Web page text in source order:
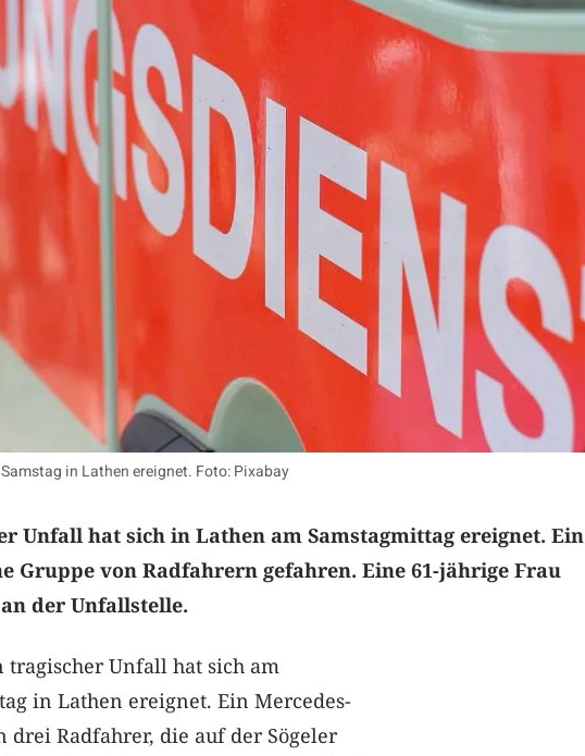
in Lathen ereignet. Foto: Pixabay
Unfall hat sich in Lathen am Samstagmittag ereignet. Ein
Gruppe von Radfahrern gefahren. Eine 61-jährige Frau
der Unfallstelle.
tragischer Unfall hat sich am
in Lathen ereignet. Ein Mercedes-
drei Radfahrer, die auf der Sögeler